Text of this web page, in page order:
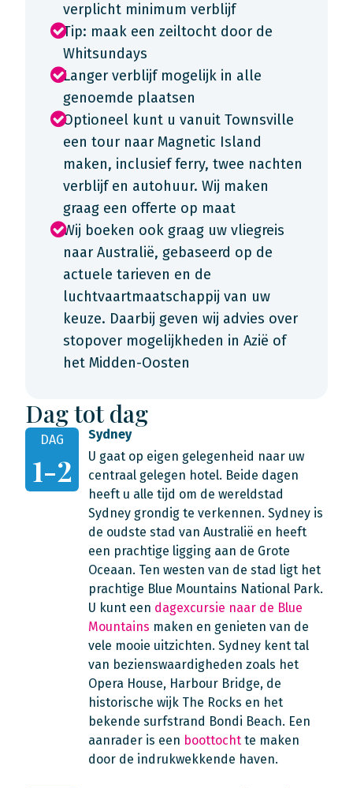
verplicht minimum verblijf
Tip: maak een zeiltocht door de
Whitsundays
Langer verblijf mogelijk in alle
genoemde plaatsen
Optioneel kunt u vanuit Townsville
een tour naar Magnetic Island
maken, inclusief ferry, twee nachten
verblijf en autohuur. Wij maken
graag een offerte op maat
Wij boeken ook graag uw vliegreis
naar Australië, gebaseerd op de
actuele tarieven en de
luchtvaartmaatschappij van uw
keuze. Daarbij geven wij advies over
stopover mogelijkheden in Azië of
het Midden-Oosten
Dag tot dag
DAG
1-2
Sydney
U gaat op eigen gelegenheid naar uw
centraal gelegen hotel. Beide dagen
heeft u alle tijd om de wereldstad
Sydney grondig te verkennen. Sydney is
de oudste stad van Australië en heeft
een prachtige ligging aan de Grote
Oceaan. Ten westen van de stad ligt het
prachtige Blue Mountains National Park.
U kunt een dagexcursie naar de Blue
Mountains maken en genieten van de
vele mooie uitzichten. Sydney kent tal
van bezienswaardigheden zoals het
Opera House, Harbour Bridge, de
historische wijk The Rocks en het
bekende surfstrand Bondi Beach. Een
aanrader is een boottocht te maken
door de indrukwekkende haven.